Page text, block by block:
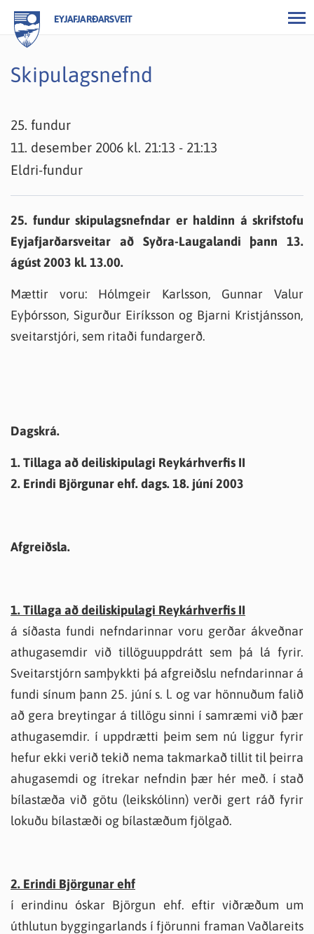
EYJAFJARÐARSVEIT
Skipulagsnefnd
25. fundur
11. desember 2006 kl. 21:13 - 21:13
Eldri-fundur
25. fundur skipulagsnefndar er haldinn á skrifstofu
Eyjafjarðarsveitar að Syðra-Laugalandi þann 13.
ágúst 2003 kl. 13.00.
Mættir voru: Hólmgeir Karlsson, Gunnar Valur
Eyþórsson, Sigurður Eiríksson og Bjarni Kristjánsson,
sveitarstjóri, sem ritaði fundargerð.
Dagskrá.
1. Tillaga að deiliskipulagi Reykárhverfis II
2. Erindi Björgunar ehf. dags. 18. júní 2003
Afgreiðsla.
1. Tillaga að deiliskipulagi Reykárhverfis II
á síðasta fundi nefndarinnar voru gerðar ákveðnar
athugasemdir við tillöguuppdrátt sem þá lá fyrir.
Sveitarstjórn samþykkti þá afgreiðslu nefndarinnar á
fundi sínum þann 25. júní s. l. og var hönnuðum falið
að gera breytingar á tillögu sinni í samræmi við þær
athugasemdir. í uppdrætti þeim sem nú liggur fyrir
hefur ekki verið tekið nema takmarkað tillit til þeirra
ahugasemdi og ítrekar nefndin þær hér með. í stað
bílastæða við götu (leikskólinn) verði gert ráð fyrir
lokuðu bílastæði og bílastæðum fjölgað.
2. Erindi Björgunar ehf
í erindinu óskar Björgun ehf. eftir viðræðum um
úthlutun byggingarlands í fjörunni framan Vaðlareits